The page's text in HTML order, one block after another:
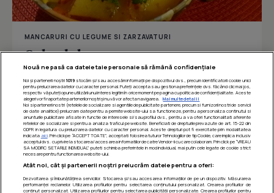
MANCARURI CU LEGUME SI ZARZAVATURI
Gulas de legume
Îmi place Distribuie
Nouă ne pasă ca datele tale personale să rămână confidențiale
Noi și partenerii noștri 1019stocăm și/sau accesăm informații pe dispozitivul dvs., precum identificatorii cookie unici
pentru prelucrarea datelor cu caracter personal. Puteți accepta sau gestiona preferințele dvs. făcând clic mai jos,
respectiv vă puteți opune utilizării unui interes legitim în orice moment pe pagina cu politica de confidențialitate. Aceste
alegeri vor fi raportate partenerilor noștri și nu vă vor afecta navigarea.
Mai multe detalii
Noi si partenerii nostri (retelele de socializare si agentiile de publicitate partenere, precum si furnizorii nostri de servicii
de date analitice) prelucram date pentru a permite website-ului sa functioneze, pentru a personaliza continutul si
anunturile publicitare afisate in functie de interesele si/sau profilul dvs., pentru a va oferi functionalitati aferente
retelelor de socializare si pentru a analiza traficul pe website. Beneficiati de drepturile prevazute de art. 15-22 din
GDPR in legatura cu prelucrarea datelor cu caracter personal. Aceste drepturi pot fi exercitate prin modalitatea
indicata aici. Prin click pe “ACCEPT TOATE”, acceptati folosirea tuturor Tehnologiilor de tip Cookie, care implica inclusiv
acceptul dvs. cu privire la stocarea/accesarea informatiilor de catre Vendor-ii cu care colaboram. Prin click pe “VREAU
SA MODIFIC SETARILE INDIVIDUAL” puteti schimba preferintele in mod individual, mai putin cele legate de cookie strict
necesare pentru functionarea website-ului.
Atât noi, cât și partenerii noștri prelucrăm datele pentru a oferi:
Dezvoltarea și îmbunătățirea serviciilor. Stocarea și/sau accesarea informațiilor de pe un dispozitiv. Măsurarea
performanței reclamelor. Utilizarea profilurilor pentru selectarea conținutului personalizat. Crearea profilurilor de
conținut personalizat. Utilizarea profilurilor pentru selectarea publicității personalizate. Crearea profilurilor pentru